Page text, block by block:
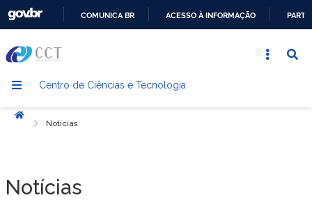
CONTEÚDO
COMUNICA BR ACESSO À INFORMAÇÃO
Centro de Ciências e Tecnologia
Início
Notícias
Notícias